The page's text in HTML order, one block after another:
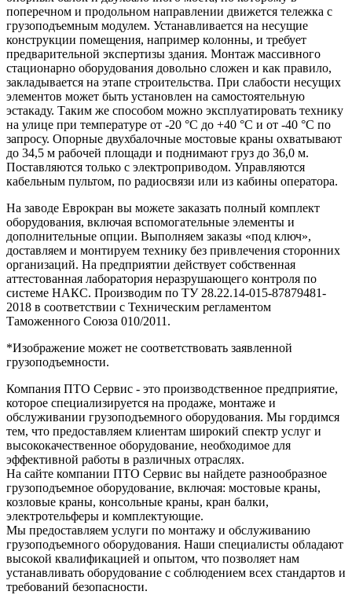
поперечном и продольном направлении движется тележка с
грузоподъемным модулем. Устанавливается на несущие
конструкции помещения, например колонны, и требует
предварительной экспертизы здания. Монтаж массивного
стационарно оборудования довольно сложен и как правило,
закладывается на этапе строительства. При слабости несущих
элементов может быть установлен на самостоятельную
эстакаду. Таким же способом можно эксплуатировать технику
на улице при температуре от -20 °С до +40 °С и от -40 °С по
запросу. Опорные двухбалочные мостовые краны охватывают
до 34,5 м рабочей площади и поднимают груз до 36,0 м.
Поставляются только с электроприводом. Управляются
кабельным пультом, по радиосвязи или из кабины оператора.
На заводе Еврокран вы можете заказать полный комплект
оборудования, включая вспомогательные элементы и
дополнительные опции. Выполняем заказы «под ключ»,
доставляем и монтируем технику без привлечения сторонних
организаций. На предприятии действует собственная
аттестованная лаборатория неразрушающего контроля по
системе НАКС. Производим по ТУ 28.22.14-015-87879481-
2018 в соответствии с Техническим регламентом
Таможенного Союза 010/2011.
*Изображение может не соответствовать заявленной
грузоподъемности.
Компания ПТО Сервис - это производственное предприятие,
которое специализируется на продаже, монтаже и
обслуживании грузоподъемного оборудования. Мы гордимся
тем, что предоставляем клиентам широкий спектр услуг и
высококачественное оборудование, необходимое для
эффективной работы в различных отраслях.
На сайте компании ПТО Сервис вы найдете разнообразное
грузоподъемное оборудование, включая: мостовые краны,
козловые краны, консольные краны, кран балки,
электротельферы и комплектующие.
Мы предоставляем услуги по монтажу и обслуживанию
грузоподъемного оборудования. Наши специалисты обладают
высокой квалификацией и опытом, что позволяет нам
устанавливать оборудование с соблюдением всех стандартов и
требований безопасности.